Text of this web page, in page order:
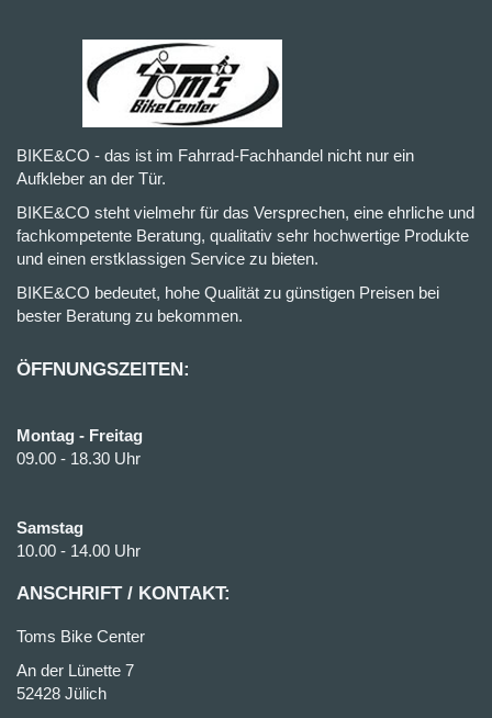
BIKE&CO - das ist im Fahrrad-Fachhandel nicht nur ein
Aufkleber an der Tür.
BIKE&CO steht vielmehr für das Versprechen, eine ehrliche und
fachkompetente Beratung, qualitativ sehr hochwertige Produkte
und einen erstklassigen Service zu bieten.
BIKE&CO bedeutet, hohe Qualität zu günstigen Preisen bei
bester Beratung zu bekommen.
ÖFFNUNGSZEITEN:
Montag - Freitag
09.00 - 18.30 Uhr
Samstag
10.00 - 14.00 Uhr
ANSCHRIFT / KONTAKT:
Toms Bike Center
An der Lünette 7
52428 Jülich